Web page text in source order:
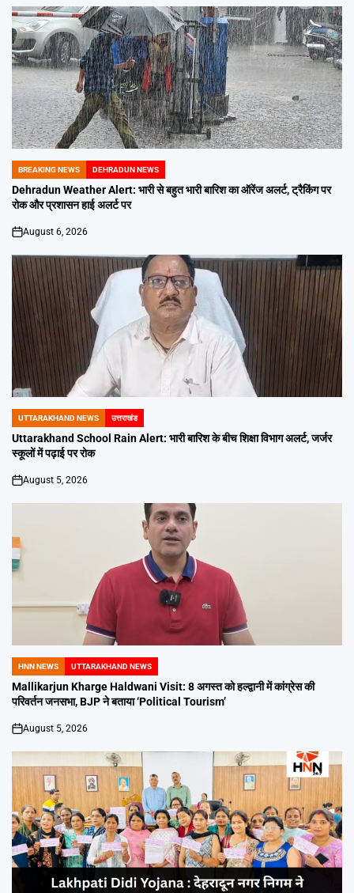
POSTED
IN
BREAKING NEWS DEHRADUN NEWS
Dehradun Weather Alert: भारी से बहुत भारी बारिश का ऑरेंज अलर्ट, ट्रैकिंग पर
रोक और प्रशासन हाई अलर्ट पर
on
August 6, 2026
POSTED
IN
UTTARAKHAND NEWS उत्तराखंड
Uttarakhand School Rain Alert: भारी बारिश के बीच शिक्षा विभाग अलर्ट, जर्जर
स्कूलों में पढ़ाई पर रोक
on
August 5, 2026
POSTED
IN
HNN NEWS UTTARAKHAND NEWS
Mallikarjun Kharge Haldwani Visit: 8 अगस्त को हल्द्वानी में कांग्रेस की
परिवर्तन जनसभा, BJP ने बताया ‘Political Tourism’
on
August 5, 2026